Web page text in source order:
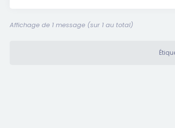
Affichage de 1 message (sur 1 au total)